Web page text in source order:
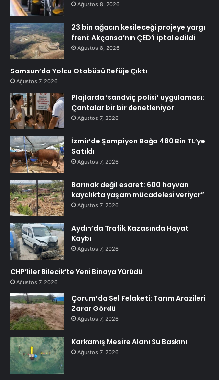
Ağustos 8, 2026
23 bin ağacın kesileceği projeye yargı
freni: Akçansa’nın ÇED’i iptal edildi
Ağustos 8, 2026
Samsun’da Yolcu Otobüsü Refüje Çıktı
Ağustos 7, 2026
Plajlarda ‘sandviç polisi’ uygulaması:
Çantalar bir bir denetleniyor
Ağustos 7, 2026
İzmir’de Şampiyon Boğa 480 Bin TL’ye
Satıldı
Ağustos 7, 2026
Barınak değil esaret: 600 hayvan
kayalıkta yaşam mücadelesi veriyor”
Ağustos 7, 2026
Aydın’da Trafik Kazasında Hayat
Kaybı
Ağustos 7, 2026
CHP’liler Bilecik’te Yeni Binaya Yürüdü
Ağustos 7, 2026
Çorum’da Sel Felaketi: Tarım Arazileri
Zarar Gördü
Ağustos 7, 2026
Karkamış Mesire Alanı Su Baskını
Ağustos 7, 2026